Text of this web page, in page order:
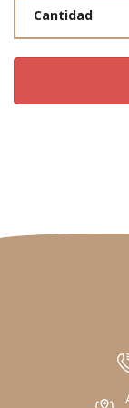
Cantidad